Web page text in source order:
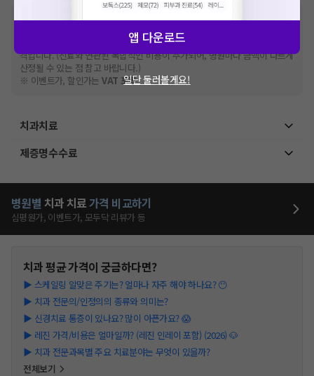
※비급여 항목의 경우,추가비용 등으로 실제 가격과 상이할 수 있으니, 정확
한 가격은 해당 의료기관에 직접 문의해주세요.
건강보험심사평가원에 고지되어 있는 급여 진료 기준 가
격입니다. (진료와 연관된 복합적인 비용이 추가되어, 병원마다 금액이 다르게
산정될 수 있는 점 참고 바랍니다.)
※ 이벤트가, 할인가는VAT 포함
치과치료
제증명수수료
병원별 치과 치료가격 비교하기
심평원가, 이벤트가, 모두닥 리뷰가 등
치과평균 가격이 궁금하다면?
▶ 스케일링 알맞은 주기는? 얼마나 자주 해야 하나요? 😶
▶ 치과 전문의/인정의의 종류와 의미는?
▶ 신경치료 통증이 있나요? 많이 아픈가요? 😱
▶ 레진 가격/비용은 얼마일까? (레진 인레이 포함) (2026) 🐶
▶ 치과 전문과목별 주요 치료분야는 무엇이 있을까?
전체보기
앱 다운로드
일단 둘러볼게요!